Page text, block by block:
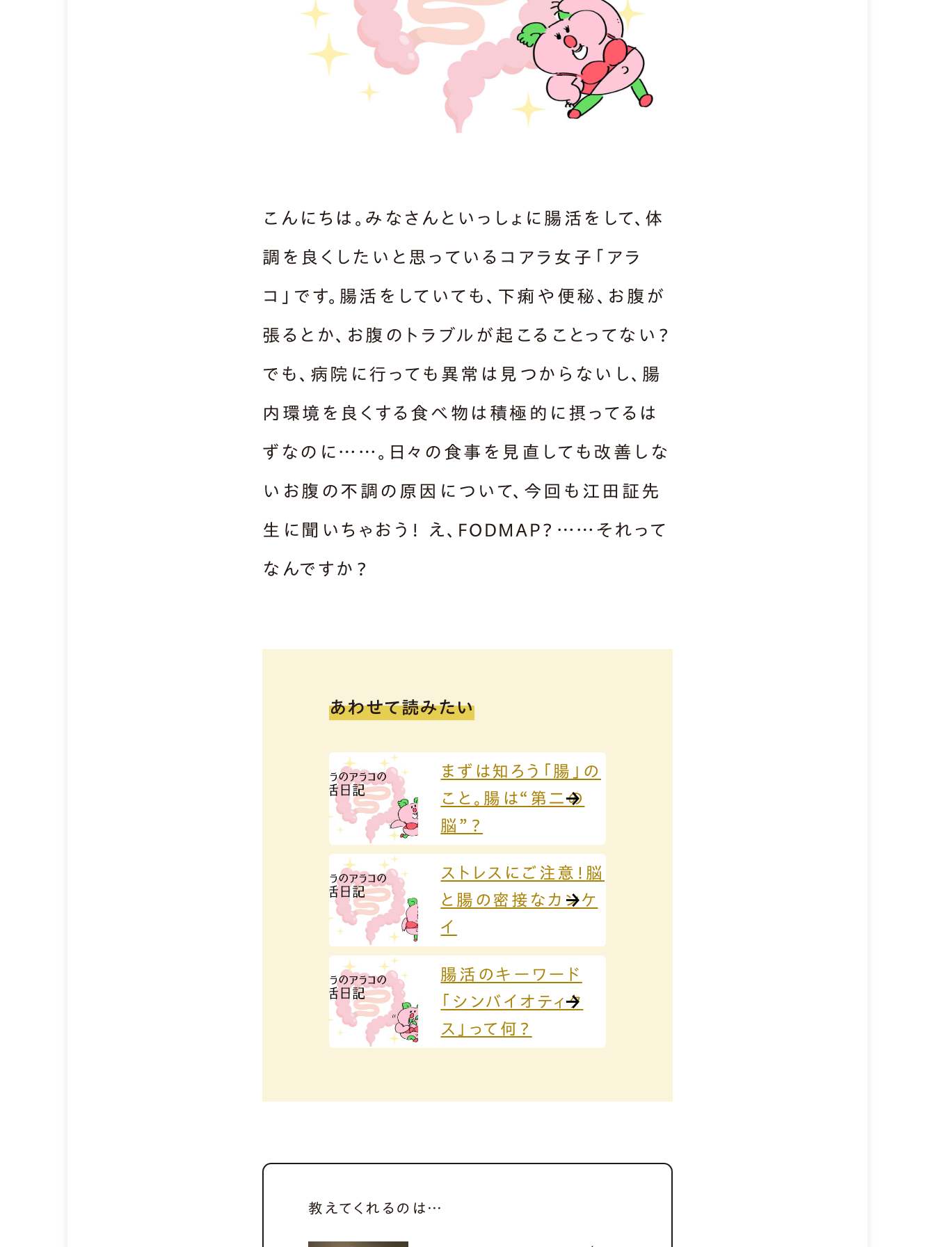
こんにちは。みなさんといっしょに腸活をして、体
調を良くしたいと思っているコアラ女子「アラ
コ」です。腸活をしていても、下痢や便秘、お腹が
張るとか、お腹のトラブルが起こることってない？
でも、病院に行っても異常は見つからないし、腸
内環境を良くする食べ物は積極的に摂ってるは
ずなのに……。日々の食事を見直しても改善しな
いお腹の不調の原因について、今回も江田証先
生に聞いちゃおう！ え、FODMAP？……それって
なんですか？
あわせて読みたい
まずは知ろう「腸」の
こと。腸は“第二の
脳”？
ストレスにご注意！脳
と腸の密接なカンケ
イ
腸活のキーワード
「シンバイオティク
ス」って何？
教えてくれるのは…